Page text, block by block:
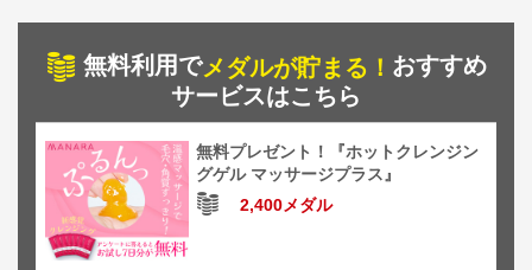
無料利用でメダルが貯まる！ おすすめ
サービスはこちら
無料プレゼント！『ホットクレンジン
グゲル マッサージプラス』
2,400メダル